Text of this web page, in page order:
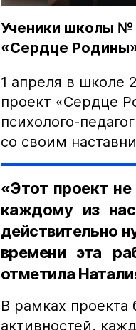
Ученики школы №
«Сердце
1 апреля в школе
проект «Сердце
психолого-
со своим
«Этот проект
каждому из
действительно
времени эта
отметила
В рамках
активностей,